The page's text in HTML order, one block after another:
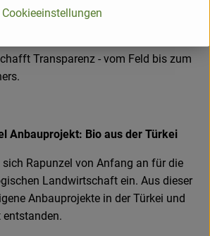
am Herzen. Besuche vor Ort,
Transparenz - vom Feld bis zum
Anbauprojekt: Bio aus der Türkei
Rapunzel von Anfang an für die
Landwirtschaft ein. Aus dieser
Anbauprojekte in der Türkei und
entstanden.
Cookieeinstellungen